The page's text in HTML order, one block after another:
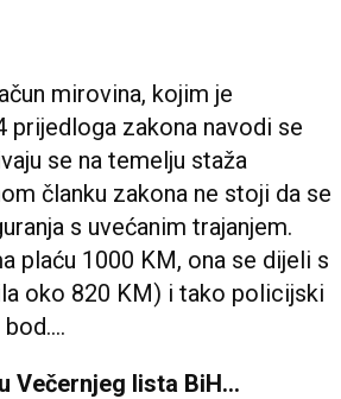
mirovina, kojim je
prijedloga zakona navodi se
se na temelju staža
članku zakona ne stoji da se
s uvećanim trajanjem.
plaću 1000 KM, ona se dijeli s
oko 820 KM) i tako policijski
Večernjeg lista BiH...